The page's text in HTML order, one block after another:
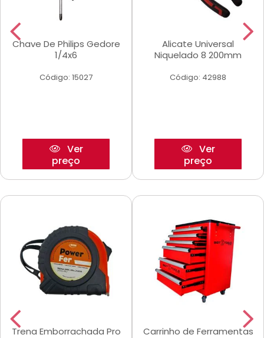
Chave De Philips Gedore
1/4x6
Código: 15027
Ver
preço
Alicate Universal
Niquelado 8 200mm
Código: 42988
Ver
preço
Trena Emborrachada Pro
Carrinho de Ferramentas